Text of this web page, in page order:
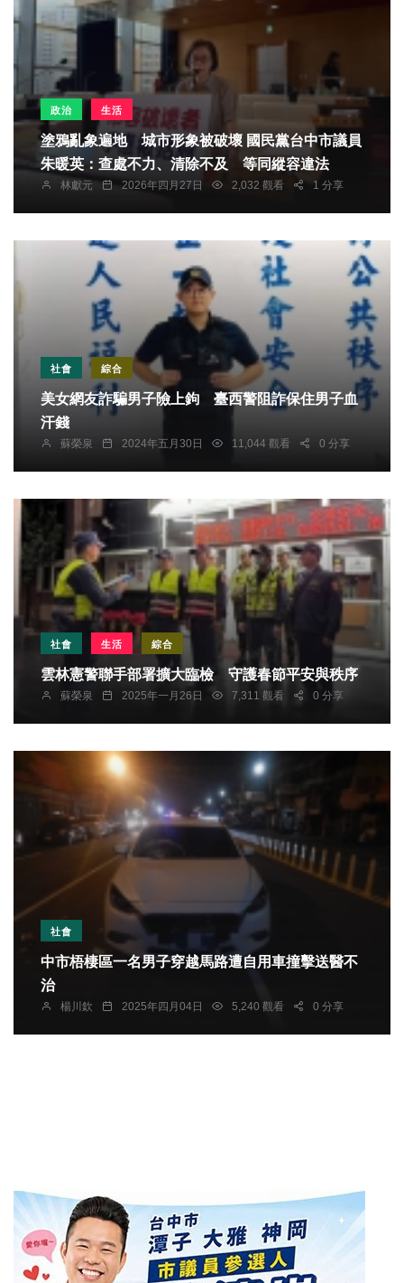
政治 生活
塗鴉亂象遍地 城市形象被破壞 國民黨台中市議員
朱暖英：查處不力、清除不及 等同縱容違法
林獻元 2026年四月27日 2,032 觀看 1 分享
社會 綜合
美女網友詐騙男子險上鉤 臺西警阻詐保住男子血
汗錢
蘇榮泉 2024年五月30日 11,044 觀看 0 分享
社會 生活 綜合
雲林憲警聯手部署擴大臨檢 守護春節平安與秩序
蘇榮泉 2025年一月26日 7,311 觀看 0 分享
社會
中市梧棲區一名男子穿越馬路遭自用車撞擊送醫不
治
楊川欽 2025年四月04日 5,240 觀看 0 分享